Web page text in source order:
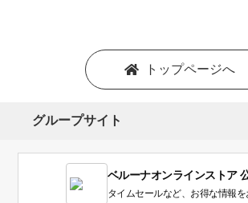
トップページへ
グループサイト
ベルーナオンラインストア
タイムセールなど、お得な情報を